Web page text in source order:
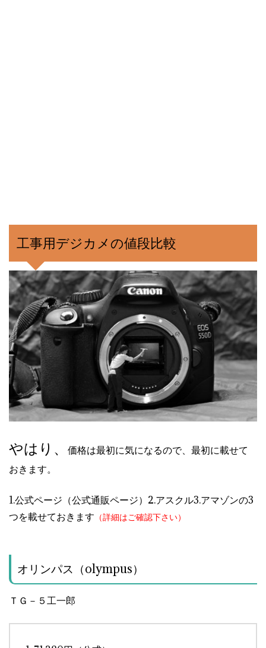
工事用デジカメの値段比較
やはり、
価格は最初に気になるので、最初に載せて
おきます。
1.公式ページ（公式通販ページ）2.アスクル3.アマゾンの3
つを載せておきます （詳細はご確認下さい）
オリンパス（olympus）
ＴＧ－５工一郎